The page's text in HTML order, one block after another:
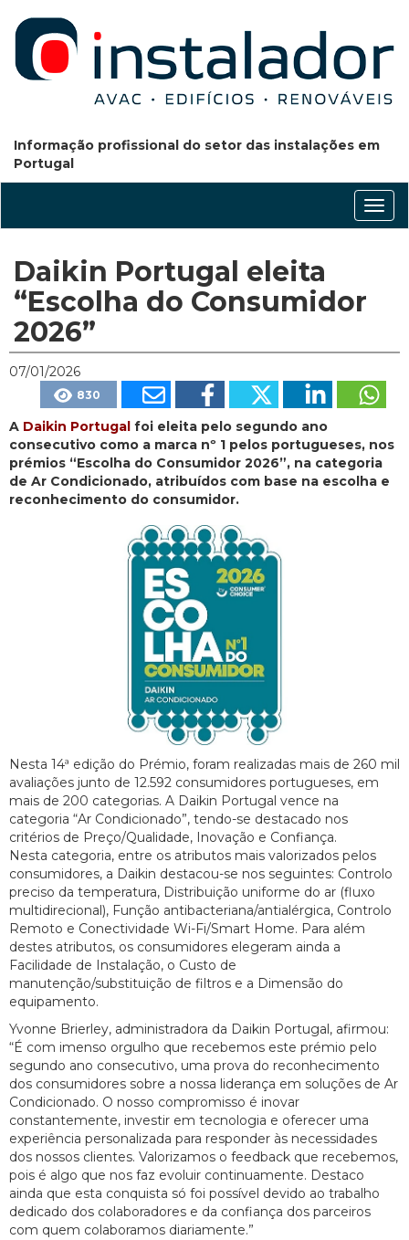
Informação profissional do setor das instalações em
Portugal
Daikin Portugal eleita
“Escolha do Consumidor
2026”
07/01/2026
830
A Daikin Portugal foi eleita pelo segundo ano
consecutivo como a marca nº 1 pelos portugueses, nos
prémios “Escolha do Consumidor 2026”, na categoria
de Ar Condicionado, atribuídos com base na escolha e
reconhecimento do consumidor.
Nesta 14ª edição do Prémio, foram realizadas mais de 260 mil
avaliações junto de 12.592 consumidores portugueses, em
mais de 200 categorias. A Daikin Portugal vence na
categoria “Ar Condicionado”, tendo-se destacado nos
critérios de Preço/Qualidade, Inovação e Confiança.
Nesta categoria, entre os atributos mais valorizados pelos
consumidores, a Daikin destacou-se nos seguintes: Controlo
preciso da temperatura, Distribuição uniforme do ar (fluxo
multidirecional), Função antibacteriana/antialérgica, Controlo
Remoto e Conectividade Wi-Fi/Smart Home. Para além
destes atributos, os consumidores elegeram ainda a
Facilidade de Instalação, o Custo de
manutenção/substituição de filtros e a Dimensão do
equipamento.
Yvonne Brierley, administradora da Daikin Portugal, afirmou:
“É com imenso orgulho que recebemos este prémio pelo
segundo ano consecutivo, uma prova do reconhecimento
dos consumidores sobre a nossa liderança em soluções de Ar
Condicionado. O nosso compromisso é inovar
constantemente, investir em tecnologia e oferecer uma
experiência personalizada para responder às necessidades
dos nossos clientes. Valorizamos o feedback que recebemos,
pois é algo que nos faz evoluir continuamente. Destaco
ainda que esta conquista só foi possível devido ao trabalho
dedicado dos colaboradores e da confiança dos parceiros
com quem colaboramos diariamente.”